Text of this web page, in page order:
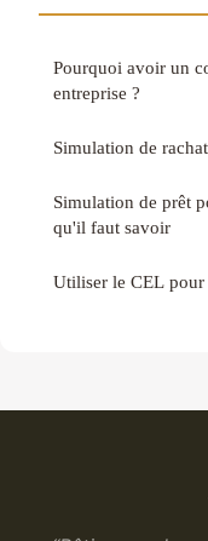
Pourquoi avoir un
entreprise ?
Simulation de
Simulation de prêt
qu'il faut savoir
Utiliser le CEL